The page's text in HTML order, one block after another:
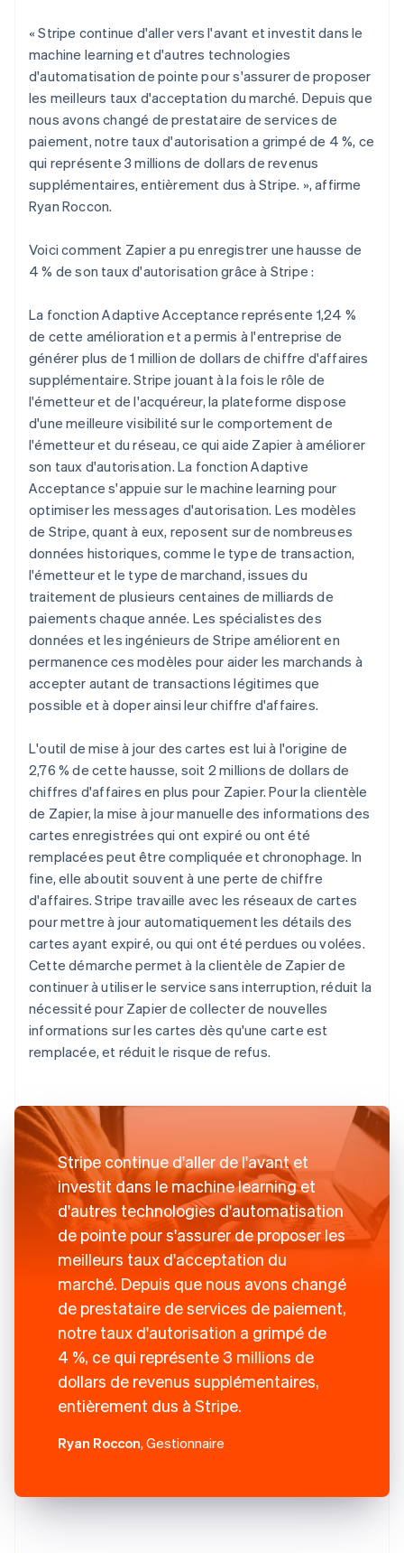
« Stripe continue d'aller vers l'avant et investit dans le
machine learning et d'autres technologies
d'automatisation de pointe pour s'assurer de proposer
les meilleurs taux d'acceptation du marché. Depuis que
nous avons changé de prestataire de services de
paiement, notre taux d'autorisation a grimpé de 4 %, ce
qui représente 3 millions de dollars de revenus
supplémentaires, entièrement dus à Stripe. », affirme
Ryan Roccon.
Voici comment Zapier a pu enregistrer une hausse de
4 % de son taux d'autorisation grâce à Stripe :
La fonction Adaptive Acceptance représente 1,24 %
de cette amélioration et a permis à l'entreprise de
générer plus de 1 million de dollars de chiffre d'affaires
supplémentaire. Stripe jouant à la fois le rôle de
l'émetteur et de l'acquéreur, la plateforme dispose
d'une meilleure visibilité sur le comportement de
l'émetteur et du réseau, ce qui aide Zapier à améliorer
son taux d'autorisation. La fonction Adaptive
Acceptance s'appuie sur le machine learning pour
optimiser les messages d'autorisation. Les modèles
de Stripe, quant à eux, reposent sur de nombreuses
données historiques, comme le type de transaction,
l'émetteur et le type de marchand, issues du
traitement de plusieurs centaines de milliards de
paiements chaque année. Les spécialistes des
données et les ingénieurs de Stripe améliorent en
permanence ces modèles pour aider les marchands à
accepter autant de transactions légitimes que
possible et à doper ainsi leur chiffre d'affaires.
L'outil de mise à jour des cartes est lui à l'origine de
2,76 % de cette hausse, soit 2 millions de dollars de
chiffres d'affaires en plus pour Zapier. Pour la clientèle
de Zapier, la mise à jour manuelle des informations des
cartes enregistrées qui ont expiré ou ont été
remplacées peut être compliquée et chronophage. In
fine, elle aboutit souvent à une perte de chiffre
d'affaires. Stripe travaille avec les réseaux de cartes
pour mettre à jour automatiquement les détails des
cartes ayant expiré, ou qui ont été perdues ou volées.
Cette démarche permet à la clientèle de Zapier de
continuer à utiliser le service sans interruption, réduit la
nécessité pour Zapier de collecter de nouvelles
informations sur les cartes dès qu'une carte est
remplacée, et réduit le risque de refus.
Stripe continue d'aller de l'avant et
investit dans le machine learning et
d'autres technologies d'automatisation
de pointe pour s'assurer de proposer les
meilleurs taux d'acceptation du
marché. Depuis que nous avons changé
de prestataire de services de paiement,
notre taux d'autorisation a grimpé de
4 %, ce qui représente 3 millions de
dollars de revenus supplémentaires,
entièrement dus à Stripe.
Ryan Roccon, Gestionnaire